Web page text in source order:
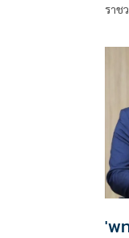
ราช
รอง
นว
'พ